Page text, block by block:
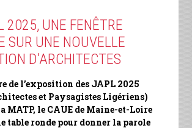
2025, UNE FENÊTRE
SUR UNE NOUVELLE
D’ARCHITECTES
de l’exposition des JAPL 2025
et Paysagistes Ligériens)
MATP, le CAUE de Maine-et-Loire
table ronde pour donner la parole